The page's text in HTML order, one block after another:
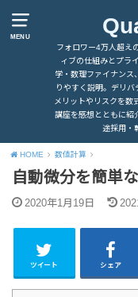
MENU
フォロワー4万人超え
ィブの仕組みとプラ
学・数理ファイナンス
りやすく説明。デリ
メリットやリスクを数
講座を感想とともに紹
途採用・
HOME 数値計算
自動微分を簡単
2020年1月19日
ツイート シェア